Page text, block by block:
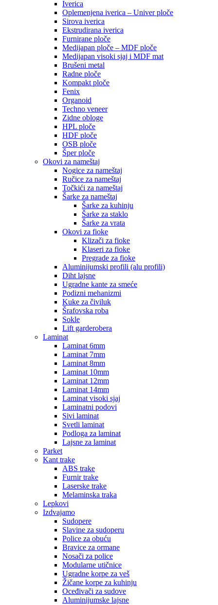
Iverica
Oplemenjena iverica – Univer ploče
Sirova iverica
Ekstrudirana iverica
Furnirane ploče
Medijapan ploče – MDF ploče
Medijapan visoki sjaj i MDF mat
Brušeni metal
Radne ploče
Kompakt ploče
Fenix
Organoid
Techno veneer
Zidne obloge
HPL ploče
HDF ploče
OSB ploče
Šper ploče
Okovi za nameštaj
Nogice za nameštaj
Ručice za nameštaj
Točkići za nameštaj
Šarke za nameštaj
Šarke za kuhinju
Šarke za staklo
Šarke za vrata
Okovi za fioke
Klizači za fioke
Klaseri za fioke
Pregrade za fioke
Aluminijumski profili (alu profili)
Diht lajsne
Ugradne kante za smeće
Podizni mehanizmi
Kuke za čiviluk
Šrafovska roba
Sokle
Lift garderobera
Laminat
Laminat 6mm
Laminat 7mm
Laminat 8mm
Laminat 10mm
Laminat 12mm
Laminat 14mm
Laminat visoki sjaj
Laminatni podovi
Sivi laminat
Svetli laminat
Podloga za laminat
Lajsne za laminat
Parket
Kant trake
ABS trake
Furnir trake
Laserske trake
Melaminska traka
Lepkovi
Izdvajamo
Sudopere
Slavine za sudoperu
Police za obuću
Bravice za ormane
Nosači za police
Modularne utičnice
Ugradne korpe za veš
Žičane korpe za kuhinju
Oceđivači za sudove
Aluminijumske lajsne